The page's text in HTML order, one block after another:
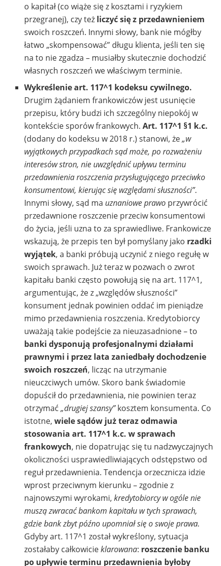
o kapitał (co wiąże się z kosztami i ryzykiem
przegranej), czy też liczyć się z przedawnieniem
swoich roszczeń. Innymi słowy, bank nie mógłby
łatwo „skompensować” długu klienta, jeśli ten się
na to nie zgadza – musiałby skutecznie dochodzić
własnych roszczeń we właściwym terminie.
Wykreślenie art. 117^1 kodeksu cywilnego.
Drugim żądaniem frankowiczów jest usunięcie
przepisu, który budzi ich szczególny niepokój w
kontekście sporów frankowych.Art. 117^1 §1 k.c.
(dodany do kodeksu w 2018 r.) stanowi, że„w
wyjątkowych przypadkach sąd może, po rozważeniu
interesów stron, nie uwzględnić upływu terminu
przedawnienia roszczenia przysługującego przeciwko
konsumentowi, kierując się względami słuszności”.
Innymi słowy, sąd ma uznaniowe prawo przywrócić
przedawnione roszczenie przeciw konsumentowi
do życia, jeśli uzna to za sprawiedliwe. Frankowicze
wskazują, że przepis ten był pomyślany jako rzadki
wyjątek, a banki próbują uczynić z niego regułę w
swoich sprawach. Już teraz w pozwach o zwrot
kapitału banki często powołują się na art. 117^1,
argumentując, że z „względów słuszności”
konsument jednak powinien oddać im pieniądze
mimo przedawnienia roszczenia. Kredytobiorcy
uważają takie podejście za nieuzasadnione – to
banki dysponują profesjonalnymi działami
prawnymi i przez lata zaniedbały dochodzenie
swoich roszczeń, licząc na utrzymanie
nieuczciwych umów. Skoro bank świadomie
dopuścił do przedawnienia, nie powinien teraz
otrzymać„drugiej szansy”kosztem konsumenta. Co
istotne,wiele sądów już teraz odmawia
stosowania art. 117^1 k.c. w sprawach
frankowych, nie dopatrując się tu nadzwyczajnych
okoliczności usprawiedliwiających odstępstwo od
reguł przedawnienia. Tendencja orzecznicza idzie
wprost przeciwnym kierunku – zgodnie z
najnowszymi wyrokami,kredytobiorcy w ogóle nie
muszą zwracać bankom kapitału w tych sprawach,
gdzie bank zbyt późno upomniał się o swoje prawa.
Gdyby art. 117^1 został wykreślony, sytuacja
zostałaby całkowicieklarowana: roszczenie banku
po upływie terminu przedawnienia byłoby